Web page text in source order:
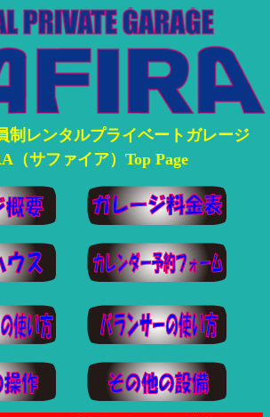
制レンタルプライベートガレージ
（サファイア）Top Page